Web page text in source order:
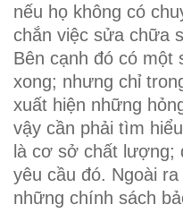
nếu họ không có
chắn việc sửa chữa
Bên cạnh đó có
xong; nhưng chỉ
xuất hiện những
vậy cần phải tìm
là cơ sở chất lượng;
yêu cầu đó. Ngoài
những chính sách